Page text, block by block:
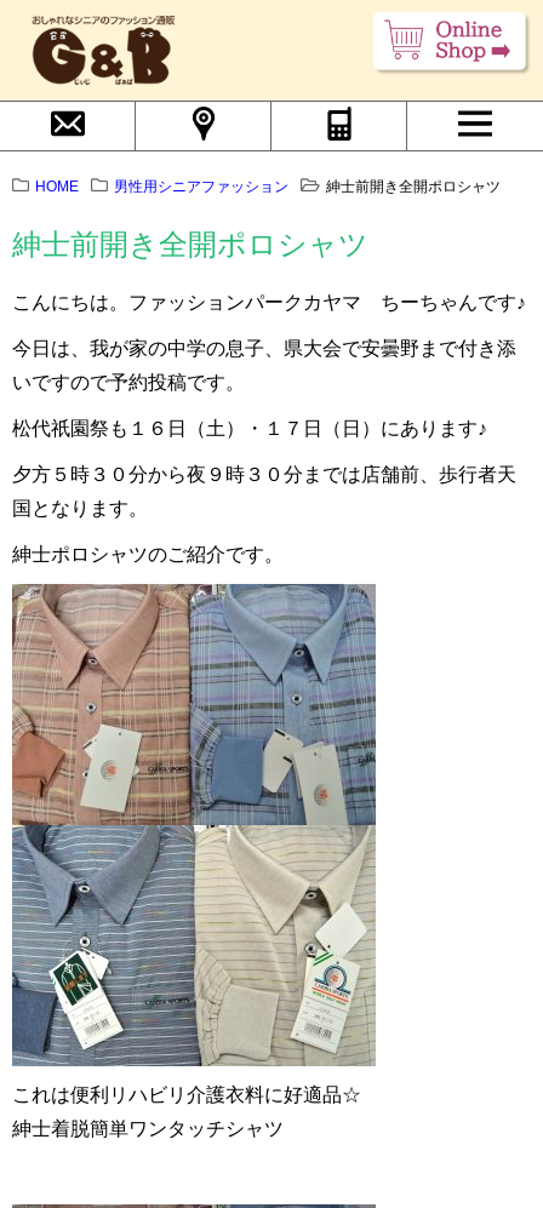
HOME 男性用シニアファッション 紳士前開き全開ポロシャツ
紳士前開き全開ポロシャツ
こんにちは。ファッションパークカヤマ ちーちゃんです♪
今日は、我が家の中学の息子、県大会で安曇野まで付き添
いですので予約投稿です。
松代祇園祭も１６日（土）・１７日（日）にあります♪
夕方５時３０分から夜９時３０分までは店舗前、歩行者天
国となります。
紳士ポロシャツのご紹介です。
これは便利リハビリ介護衣料に好適品☆
紳士着脱簡単ワンタッチシャツ